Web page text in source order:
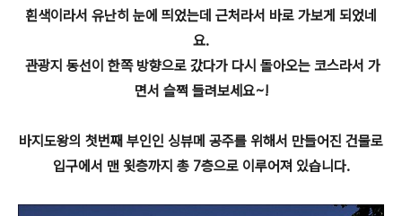
흰색이라서 유난히 눈에 띄었는데 근처라서 바로 가보게 되었네
요.
관광지 동선이 한쪽 방향으로 갔다가 다시 돌아오는 코스라서 가
면서 슬쩍 들려보세요~!
바지도왕의 첫번째 부인인 싱뷰메 공주를 위해서 만들어진 건물로
입구에서 맨 윗층까지 총 7층으로 이루어져 있습니다.